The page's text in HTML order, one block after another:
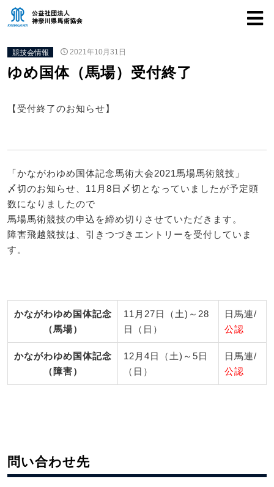
競技会情報 2021年10月31日
ゆめ国体（馬場）受付終了
【受付終了のお知らせ】
「かながわゆめ国体記念馬術大会2021馬場馬術競技」
〆切のお知らせ、11月8日〆切となっていましたが予定頭
数になりましたので
馬場馬術競技の申込を締め切りさせていただきます。
障害飛越競技は、引きつづきエントリーを受付していま
す。
かながわゆめ国体記念
（馬場）
11月27日（土)～28
日（日）
日馬連/
公認
かながわゆめ国体記念
（障害）
12月4日（土)～5日
（日）
日馬連/
公認
問い合わせ先